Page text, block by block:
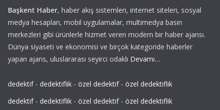
Başkent Haber, haber akış sistemleri, internet siteleri, sosyal
medya hesapları, mobil uygulamalar, multimedya basın
merkezleri gibi ürünlerle hizmet veren modern bir haber ajansı.
Dünya siyaseti ve ekonomisi ve birçok kategoride haberler
yapan ajans, uluslararası seyirci odaklı Devamı…
dedektif- dedektiflik - özel dedektif- özel dedektiflik
dedektif- dedektiflik - özel dedektif- özel dedektiflik